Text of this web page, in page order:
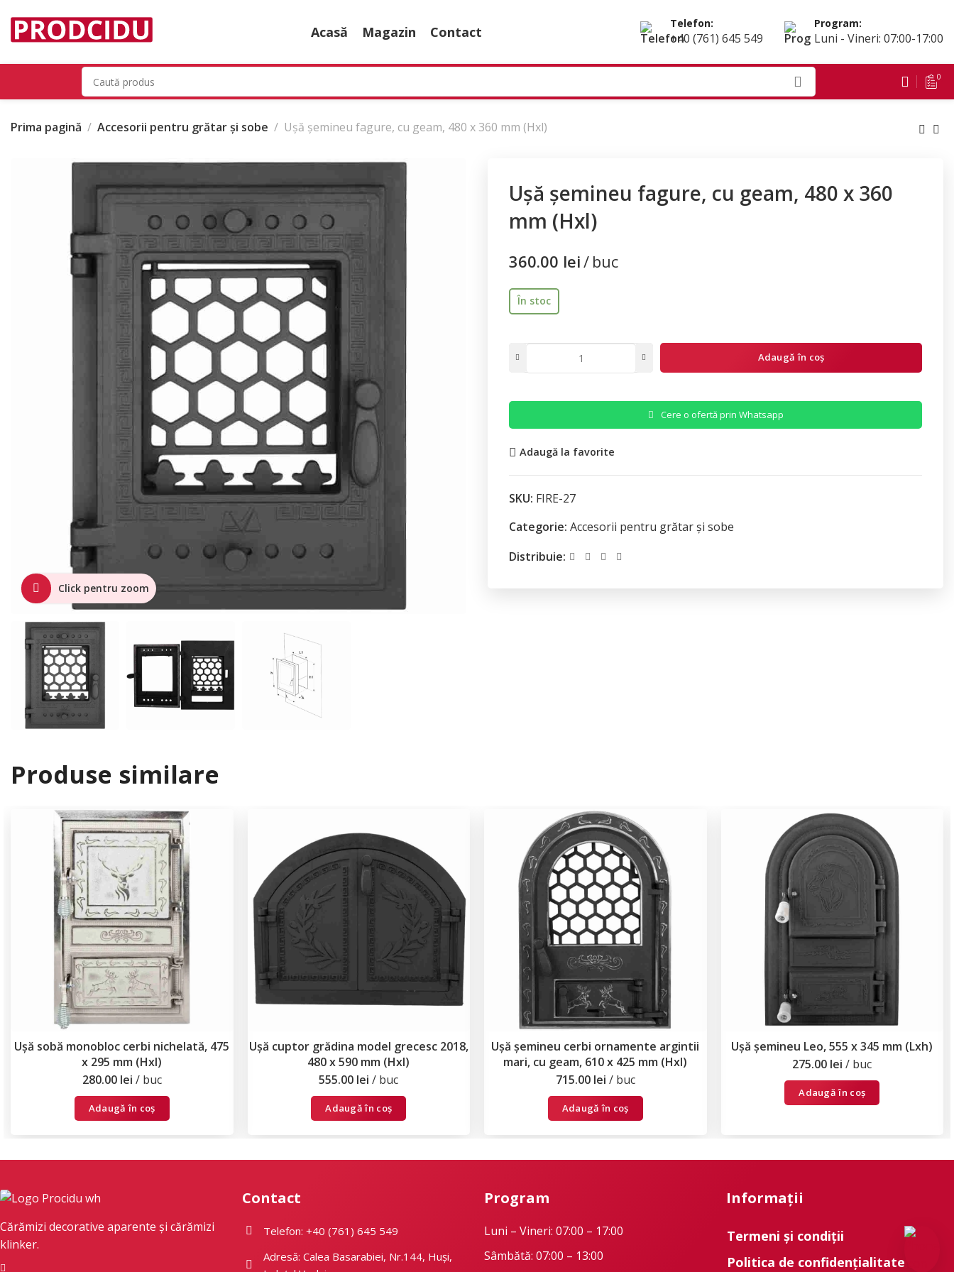
Acasă Magazin Contact Telefon:
+40 (761) 645 549
Program:
Luni - Vineri: 07:00-17:00
0
Prima pagină Accesorii pentru grătar și sobe Ușă șemineu fagure, cu geam, 480 x 360 mm (Hxl)
Click pentru zoom
Ușă șemineu fagure, cu geam, 480 x 360
mm (Hxl)
360.00 lei buc
În stoc
Adaugă în coș
Cere o ofertă prin Whatsapp
Adaugă la favorite
SKU: FIRE-27
Categorie: Accesorii pentru grătar și sobe
Distribuie:
Produse similare
Ușă sobă monobloc cerbi nichelată, 475
x 295 mm (Hxl)
280.00 lei buc
Adaugă în coș
Ușă cuptor grădina model grecesc 2018,
480 x 590 mm (Hxl)
555.00 lei buc
Adaugă în coș
Ușă șemineu cerbi ornamente argintii
mari, cu geam, 610 x 425 mm (Hxl)
715.00 lei buc
Adaugă în coș
Ușă șemineu Leo, 555 x 345 mm (Lxh)
275.00 lei buc
Adaugă în coș
Cărămizi decorative aparente și cărămizi
klinker.
Contact
Telefon: +40 (761) 645 549
Adresă: Calea Basarabiei, Nr.144, Huși,
Program
Luni – Vineri: 07:00 – 17:00
Sâmbătă: 07:00 – 13:00
Informații
Termeni și condiții
Politica de confidențialitate